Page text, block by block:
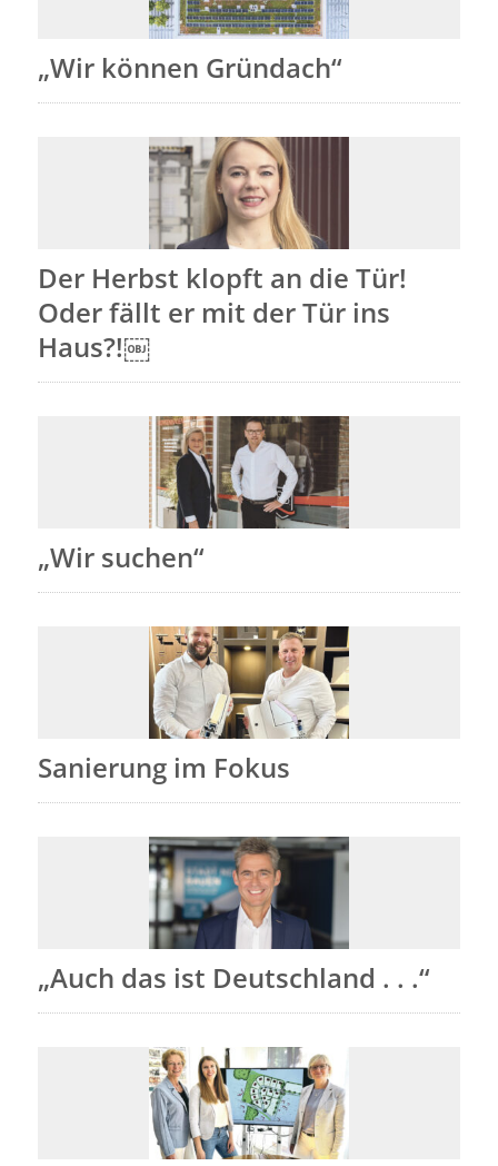
„Wir können Gründach“
Der Herbst klopft an die Tür!
Oder fällt er mit der Tür ins
Haus?!￼
„Wir suchen“
Sanierung im Fokus
„Auch das ist Deutschland . . .“